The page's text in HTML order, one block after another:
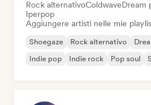
Rock alternativoColdwaveDream
Iperpop
Aggiungere artisti nelle mie
Shoegaze Rock alternativo
Indie pop
Indie rock Pop soul